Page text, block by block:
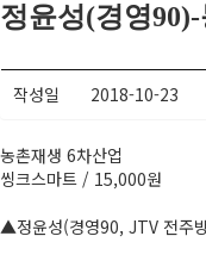
정윤성(경영
작성일 2018-10-23
농촌재생 6차산업
씽크스마트 / 15,000원
▲정윤성(경영90, JTV 전주